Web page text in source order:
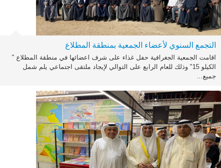
التجمع السنوي لأعضاء الجمعية بمنطقة المطلاع
اقامت الجمعية الجغرافية حفل غذاء على شرف اعضائها في منطقة المطلاع "
الكيلو 15" وذلك للعام الرابع على التوالي لإيجاد ملتقى اجتماعي يلم شمل
جميع...